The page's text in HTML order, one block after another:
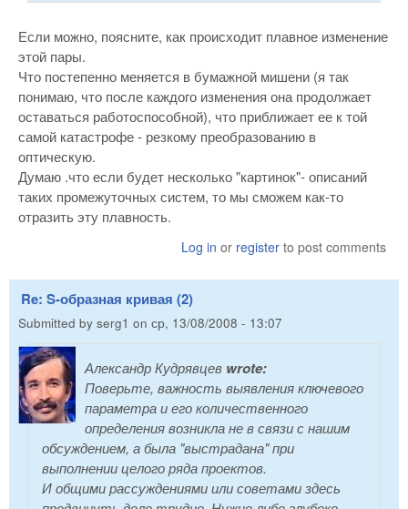
Если можно, поясните, как происходит плавное изменение
этой пары.
Что постепенно меняется в бумажной мишени (я так
понимаю, что после каждого изменения она продолжает
оставаться работоспособной), что приближает ее к той
самой катастрофе - резкому преобразованию в
оптическую.
Думаю .что если будет несколько "картинок"- описаний
таких промежуточных систем, то мы сможем как-то
отразить эту плавность.
Log in or register to post comments
Re: S-образная кривая (2)
Submitted by serg1 on ср, 13/08/2008 - 13:07
Александр Кудрявцев wrote:
Поверьте, важность выявления ключевого
параметра и его количественного
определения возникла не в связи с нашим
обсуждением, а была "выстрадана" при
выполнении целого ряда проектов.
И общими рассуждениями или советами здесь